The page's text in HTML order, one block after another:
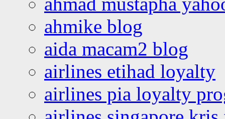
ahmike blog
aida macam2 blog
airlines etihad loyalty
airlines pia loyalty